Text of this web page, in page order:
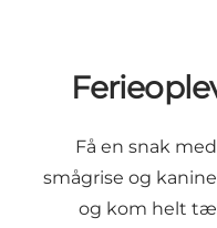
Få en snak
smågrise og
og kom helt